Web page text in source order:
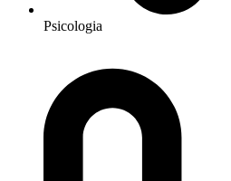
Psicologia